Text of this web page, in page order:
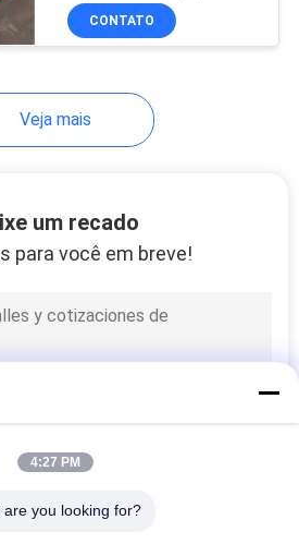
filtro tecido
filtro de
CONTATO
Veja mais
um recado
para você em breve!
4:27 PM
you looking for?